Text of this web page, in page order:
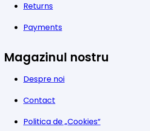
Returns
Payments
Magazinul nostru
Despre noi
Contact
Politica de „Cookies”